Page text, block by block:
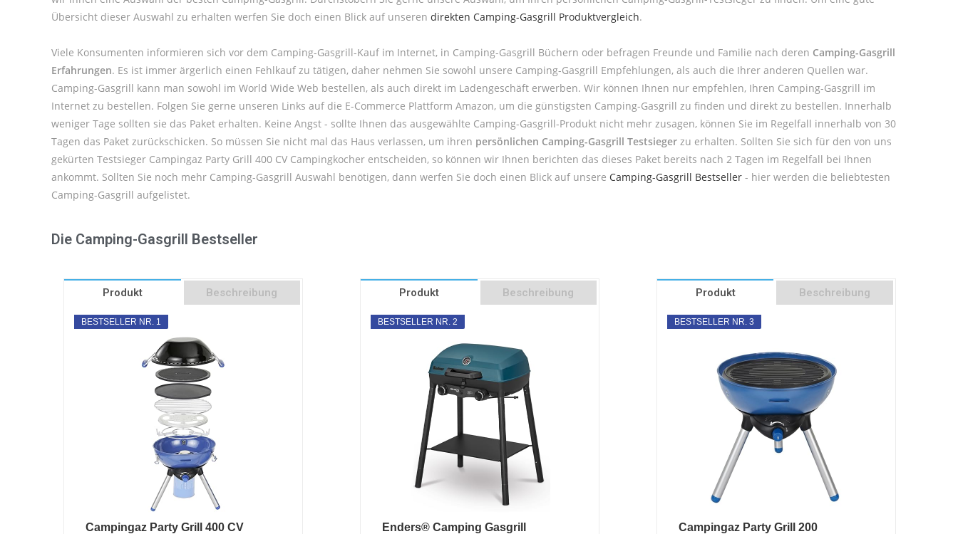
Übersicht dieser Auswahl zu erhalten werfen Sie doch einen Blick auf unseren direkten Camping-Gasgrill Produktvergleich.
Viele Konsumenten informieren sich vor dem Camping-Gasgrill-Kauf im Internet, in Camping-Gasgrill Büchern oder befragen Freunde und Familie nach deren Camping-Gasgrill
Erfahrungen. Es ist immer ärgerlich einen Fehlkauf zu tätigen, daher nehmen Sie sowohl unsere Camping-Gasgrill Empfehlungen, als auch die Ihrer anderen Quellen war.
Camping-Gasgrill kann man sowohl im World Wide Web bestellen, als auch direkt im Ladengeschäft erwerben. Wir können Ihnen nur empfehlen, Ihren Camping-Gasgrill im
Internet zu bestellen. Folgen Sie gerne unseren Links auf die E-Commerce Plattform Amazon, um die günstigsten Camping-Gasgrill zu finden und direkt zu bestellen. Innerhalb
weniger Tage sollten sie das Paket erhalten. Keine Angst - sollte Ihnen das ausgewählte Camping-Gasgrill-Produkt nicht mehr zusagen, können Sie im Regelfall innerhalb von 30
Tagen das Paket zurückschicken. So müssen Sie nicht mal das Haus verlassen, um ihren persönlichen Camping-Gasgrill Testsieger zu erhalten. Sollten Sie sich für den von uns
gekürten Testsieger Campingaz Party Grill 400 CV Campingkocher entscheiden, so können wir Ihnen berichten das dieses Paket bereits nach 2 Tagen im Regelfall bei Ihnen
ankommt. Sollten Sie noch mehr Camping-Gasgrill Auswahl benötigen, dann werfen Sie doch einen Blick auf unsere Camping-Gasgrill Bestseller - hier werden die beliebtesten
Camping-Gasgrill aufgelistet.
Die Camping-Gasgrill Bestseller
Produkt Beschreibung
BESTSELLER NR. 1
Campingaz Party Grill 400 CV
Produkt Beschreibung
BESTSELLER NR. 2
Enders® Camping Gasgrill
Produkt Beschreibung
BESTSELLER NR. 3
Campingaz Party Grill 200